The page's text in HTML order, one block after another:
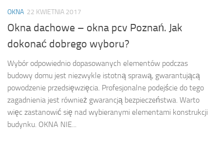
OKNA 22 KWIETNIA 2017
Okna dachowe – okna pcv Poznań. Jak
dokonać dobrego wyboru?
Wybór odpowiednio dopasowanych elementów podczas
budowy domu jest niezwykle istotną sprawą, gwarantującą
powodzenie przedsięwzięcia. Profesjonalne podejście do tego
zagadnienia jest również gwarancją bezpieczeństwa. Warto
więc zastanowić się nad wybieranymi elementami konstrukcji
budynku. OKNA NIE...